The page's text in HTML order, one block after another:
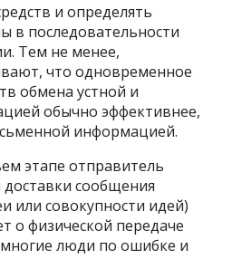
и определять
в последовательности
Тем не менее,
что одновременное
обмена устной и
обычно эффективнее,
информацией.
этапе отправитель
доставки сообщения
или совокупности идей)
о физической передаче
люди по ошибке и